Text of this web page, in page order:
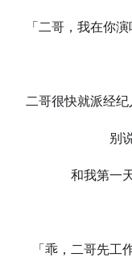
「二哥，我在你
二哥很快就派经纪
别
和我第一
「乖，二哥先工